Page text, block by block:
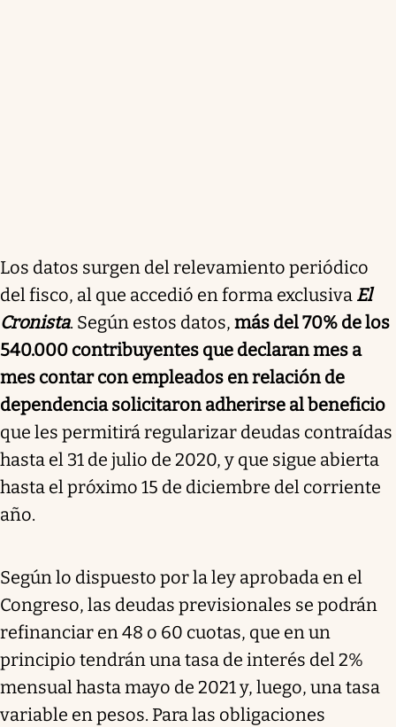
Los datos surgen del relevamiento periódico
del fisco, al que accedió en forma exclusiva El
Cronista. Según estos datos, más del 70% de los
540.000 contribuyentes que declaran mes a
mes contar con empleados en relación de
dependencia solicitaron adherirse al beneficio
que les permitirá regularizar deudas contraídas
hasta el 31 de julio de 2020, y que sigue abierta
hasta el próximo 15 de diciembre del corriente
año.
Según lo dispuesto por la ley aprobada en el
Congreso, las deudas previsionales se podrán
refinanciar en 48 o 60 cuotas, que en un
principio tendrán una tasa de interés del 2%
mensual hasta mayo de 2021 y, luego, una tasa
variable en pesos. Para las obligaciones